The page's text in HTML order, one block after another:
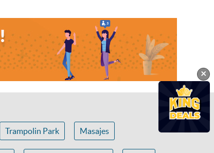
Trampolin Park Masajes
×